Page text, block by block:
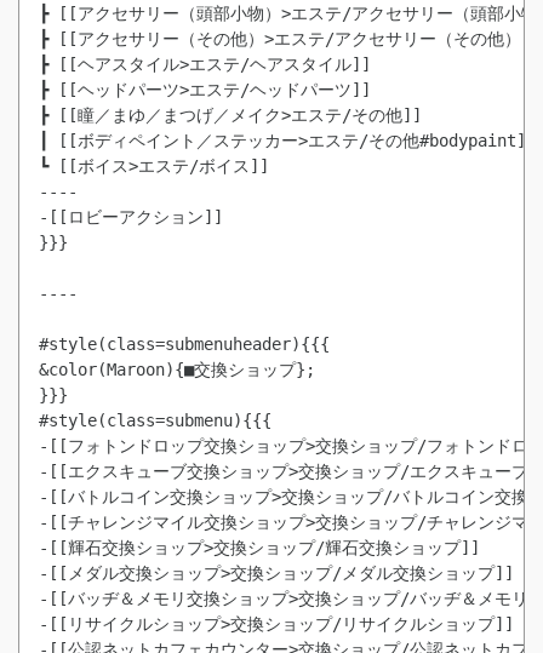
┣ [[アクセサリー（頭部小物）>エステ/アクセサリー（頭部小
┣ [[アクセサリー（その他）>エステ/アクセサリー（その他）]]
┣ [[ヘアスタイル>エステ/ヘアスタイル]]
┣ [[ヘッドパーツ>エステ/ヘッドパーツ]]
┣ [[瞳／まゆ／まつげ／メイク>エステ/その他]]
┃ [[ボディペイント／ステッカー>エステ/その他#bodypaint]]
┗ [[ボイス>エステ/ボイス]]
----
-[[ロビーアクション]]
}}}
----
#style(class=submenuheader){{{
&color(Maroon){■交換ショップ};
}}}
#style(class=submenu){{{
-[[フォトンドロップ交換ショップ>交換ショップ/フォトンドロ
-[[エクスキューブ交換ショップ>交換ショップ/エクスキューブ
-[[バトルコイン交換ショップ>交換ショップ/バトルコイン交換
-[[チャレンジマイル交換ショップ>交換ショップ/チャレンジマ
-[[輝石交換ショップ>交換ショップ/輝石交換ショップ]]
-[[メダル交換ショップ>交換ショップ/メダル交換ショップ]]
-[[バッヂ＆メモリ交換ショップ>交換ショップ/バッヂ＆メモリ
-[[リサイクルショップ>交換ショップ/リサイクルショップ]]